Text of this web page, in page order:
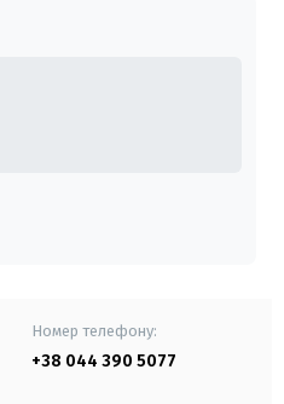
Номер телефону:
+38 044 390 5077